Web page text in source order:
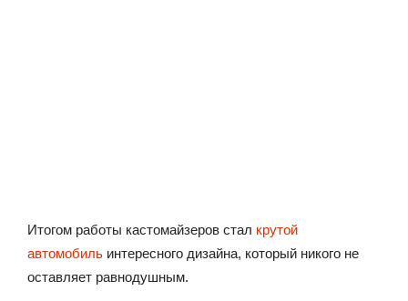
Итогом работы кастомайзеров стал крутой
автомобиль интересного дизайна, который никого не
оставляет равнодушным.